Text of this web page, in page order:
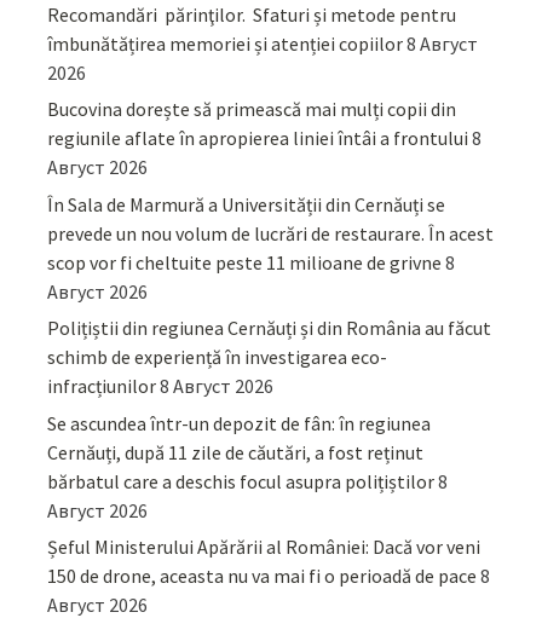
Recomandări părinţilor. Sfaturi și metode pentru
îmbunătățirea memoriei și atenției copiilor8 Август
2026
Bucovina dorește să primească mai mulți copii din
regiunile aflate în apropierea liniei întâi a frontului 8
Август 2026
În Sala de Marmură a Universității din Cernăuți se
prevede un nou volum de lucrări de restaurare. În acest
scop vor fi cheltuite peste 11 milioane de grivne 8
Август 2026
Polițiștii din regiunea Cernăuți și din România au făcut
schimb de experiență în investigarea eco-
infracțiunilor8 Август 2026
Se ascundea într-un depozit de fân: în regiunea
Cernăuți, după 11 zile de căutări, a fost reținut
bărbatul care a deschis focul asupra polițiștilor8
Август 2026
Șeful Ministerului Apărării al României: Dacă vor veni
150 de drone, aceasta nu va mai fi o perioadă de pace 8
Август 2026